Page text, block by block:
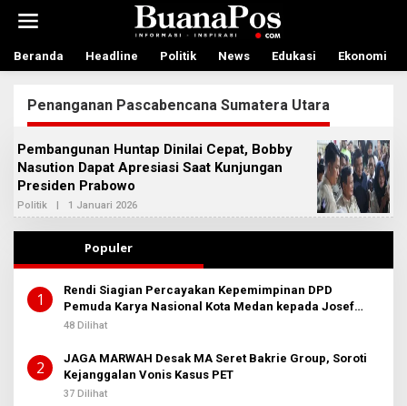
t
Beranda Headline Politik News Edukasi Ekonomi
Penanganan Pascabencana Sumatera Utara
Pembangunan Huntap Dinilai Cepat, Bobby
Nasution Dapat Apresiasi Saat Kunjungan
Presiden Prabowo
Politik | 1 Januari 2026
L
E
D
I
N
I
T
Populer
1
Rendi Siagian Percayakan Kepemimpinan DPD
Pemuda Karya Nasional Kota Medan kepada Josef
Sembiring
48 Dilihat
2
JAGA MARWAH Desak MA Seret Bakrie Group, Soroti
Kejanggalan Vonis Kasus PET
37 Dilihat